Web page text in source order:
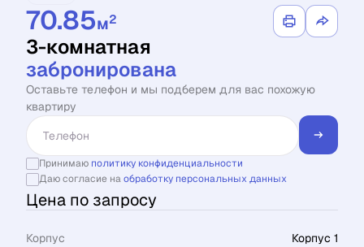
70.85м2
3-комнатная
забронирована
Оставьте телефон и мы подберем для вас похожую
квартиру
Принимаю политику конфиденциальности
Даю согласие наобработку персональных данных
Цена по запросу
Корпус
Корпус 1